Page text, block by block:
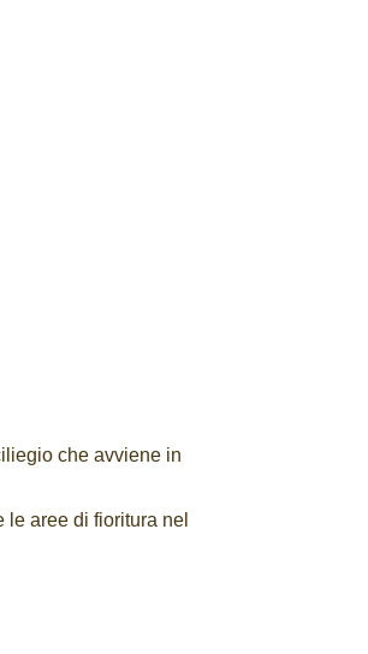
che avviene in
le aree di fioritura nel